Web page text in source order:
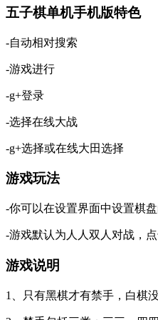
五子棋单机手机版特色
-自动相对搜索
-游戏进行
-g+登录
-选择在线大战
-g+选择或在线大田选择
游戏玩法
-你可以在设置界面中设置棋
-游戏默认为人人双人对战，
游戏说明
1、只有黑棋才有禁手，白棋没